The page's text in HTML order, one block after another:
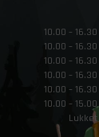
10.00 – 16.30
10.00 – 16.30
10.00 – 16.30
10.00 – 16.30
10.00 – 16.30
10.00 – 15.00
Lukket